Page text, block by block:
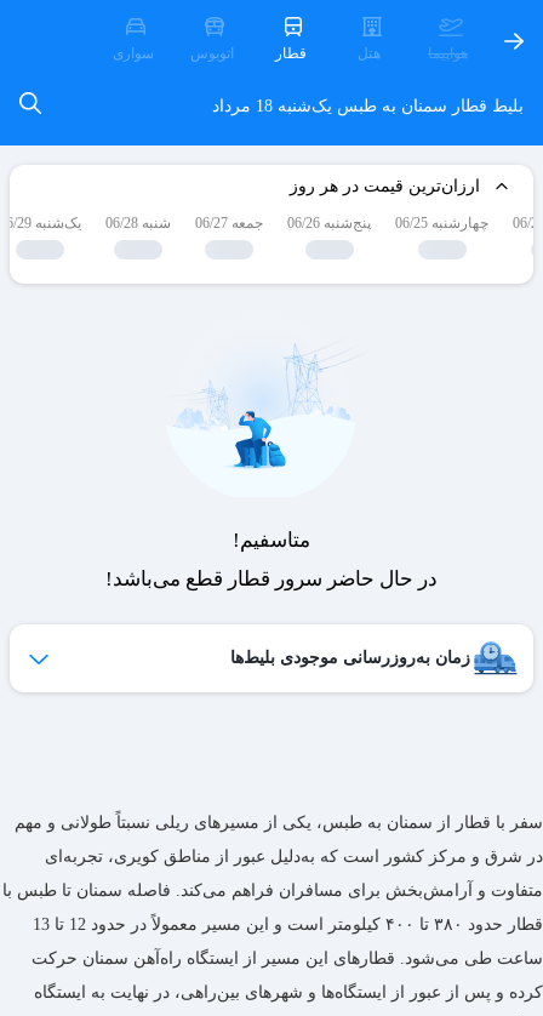
هواپیما هتل قطار اتوبوس سواری
بلیط قطار سمنان به طبس یک‌شنبه 18 مرداد
ارزان‌ترین قیمت در هر روز
چهارشنبه 06/25 پنج‌شنبه 06/26 جمعه 06/27 شنبه 06/28 یک‌شنبه 06/29
زمان به‌روزرسانی موجودی بلیط‌ها
متاسفیم!
در حال حاضر سرور قطار قطع می‌باشد!
سفر با قطار از سمنان به طبس، یکی از مسیرهای ریلی نسبتاً طولانی و مهم
در شرق و مرکز کشور است که به‌دلیل عبور از مناطق کویری، تجربه‌ای
متفاوت و آرامش‌بخش برای مسافران فراهم می‌کند. فاصله سمنان تا طبس با
قطار حدود ۳۸۰ تا ۴۰۰ کیلومتر است و این مسیر معمولاً در حدود 12 تا 13
ساعت طی می‌شود. قطارهای این مسیر از ایستگاه راه‌آهن سمنان حرکت
کرده و پس از عبور از ایستگاه‌ها و شهرهای بین‌راهی، در نهایت به ایستگاه